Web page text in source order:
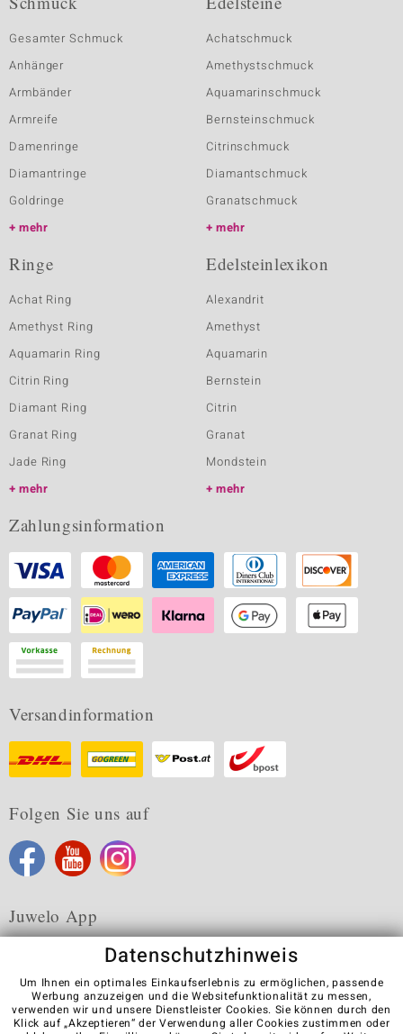
Gesamter Schmuck
Anhänger
Armbänder
Armreife
Damenringe
Diamantringe
Goldringe
mehr
Achatschmuck
Amethystschmuck
Aquamarinschmuck
Bernsteinschmuck
Citrinschmuck
Diamantschmuck
Granatschmuck
mehr
Ringe
Achat Ring
Amethyst Ring
Aquamarin Ring
Citrin Ring
Diamant Ring
Granat Ring
Jade Ring
mehr
Edelsteinlexikon
Alexandrit
Amethyst
Aquamarin
Bernstein
Citrin
Granat
Mondstein
mehr
Zahlungsinformation
Versandinformation
Folgen Sie uns auf
Juwelo App
Karriere AGB Datenschutz Cookies
Impressum
Kontakt
Vertrag widerrufen
Datenschutzhinweis
Um Ihnen ein optimales Einkaufserlebnis zu ermöglichen, passende
Werbung anzuzeigen und die Websitefunktionalität zu messen,
verwenden wir und unsere Dienstleister Cookies. Sie können durch den
Klick auf „Akzeptieren“ der Verwendung aller Cookies zustimmen oder